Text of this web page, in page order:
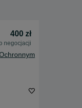
400 zł
negocjacji